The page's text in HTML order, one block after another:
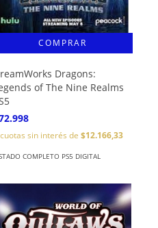
Dragons:
of The Nine Realms
sin interés de $12.166,33
COMPLETO PS5 DIGITAL